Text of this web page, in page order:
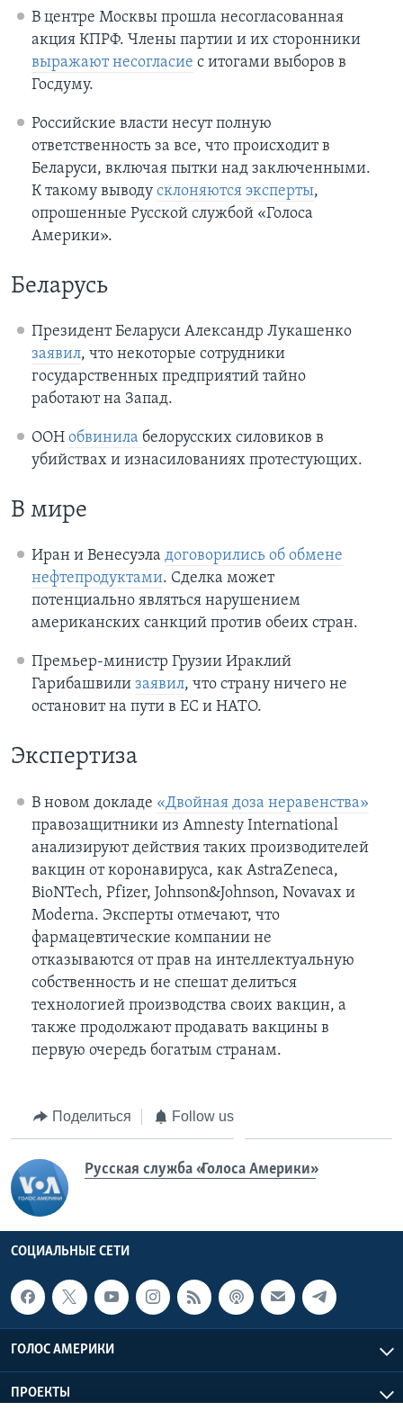
В центре Москвы прошла несогласованная
акция КПРФ. Члены партии и их сторонники
выражают несогласие с итогами выборов в
Госдуму.
Российские власти несут полную
ответственность за все, что происходит в
Беларуси, включая пытки над заключенными.
К такому выводу склоняются эксперты,
опрошенные Русской службой «Голоса
Америки».
Беларусь
Президент Беларуси Александр Лукашенко
заявил, что некоторые сотрудники
государственных предприятий тайно
работают на Запад.
ООН обвинила белорусских силовиков в
убийствах и изнасилованиях протестующих.
В мире
Иран и Венесуэла договорились об обмене
нефтепродуктами. Сделка может
потенциально являться нарушением
американских санкций против обеих стран.
Премьер-министр Грузии Ираклий
Гарибашвили заявил, что страну ничего не
остановит на пути в ЕС и НАТО.
Экспертиза
В новом докладе «Двойная доза неравенства»
правозащитники из Amnesty International
анализируют действия таких производителей
вакцин от коронавируса, как AstraZeneca,
BioNTech, Pfizer, Johnson&Johnson, Novavax и
Moderna. Эксперты отмечают, что
фармацевтические компании не
отказываются от прав на интеллектуальную
собственность и не спешат делиться
технологией производства своих вакцин, а
также продолжают продавать вакцины в
первую очередь богатым странам.
Поделиться Follow us
Русская служба «Голоса Америки»
СОЦИАЛЬНЫЕ СЕТИ
ГОЛОС АМЕРИКИ
ПРОЕКТЫ